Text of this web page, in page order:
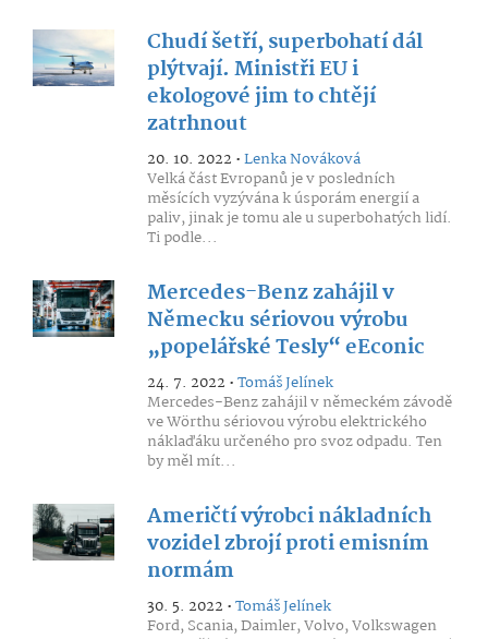
Chudí šetří, superbohatí dál
plýtvají. Ministři EU i
ekologové jim to chtějí
zatrhnout
20. 10. 2022 •Lenka Nováková
Velká část Evropanů je v posledních
měsících vyzývána k úsporám energií a
paliv, jinak je tomu ale u superbohatých lidí.
Ti podle...
Mercedes-Benz zahájil v
Německu sériovou výrobu
„popelářské Tesly“ eEconic
24. 7. 2022 •Tomáš Jelínek
Mercedes-Benz zahájil v německém závodě
ve Wörthu sériovou výrobu elektrického
náklaďáku určeného pro svoz odpadu. Ten
by měl mít...
Američtí výrobci nákladních
vozidel zbrojí proti emisním
normám
30. 5. 2022 •Tomáš Jelínek
Ford, Scania, Daimler, Volvo, Volkswagen